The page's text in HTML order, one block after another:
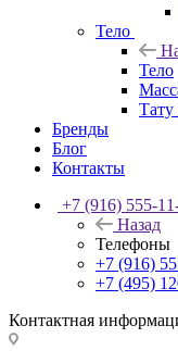
Тело
Тело
Тату
Бренды
Блог
Контакты
+7 (916) 555-
Назад
Телефоны
+7 (916)
+7 (495)
Контактная